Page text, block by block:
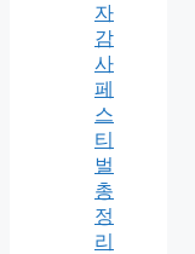
자
감
사
페
스
티
벌
총
정
리